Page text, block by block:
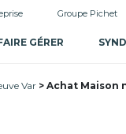
Groupe Pichet
GÉRER
Var Achat Maison